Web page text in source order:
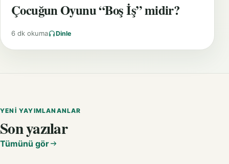
Çocuğun Oyunu “Boş İş” midir?
6 dk okuma Dinle
YENI YAYIMLANANLAR
Son yazılar
Tümünü gör